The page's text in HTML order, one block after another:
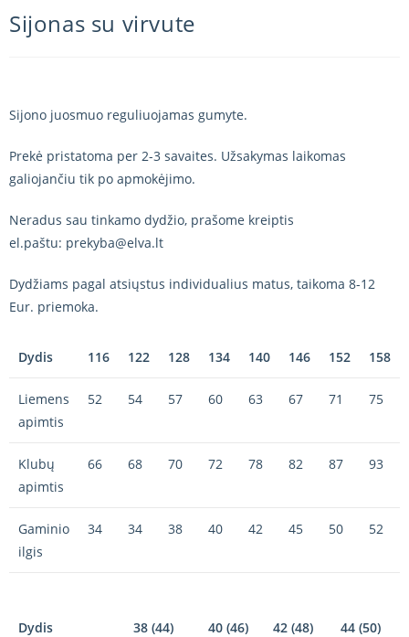
Sijonas su virvute
Sijono juosmuo reguliuojamas gumyte.
Prekė pristatoma per 2-3 savaites. Užsakymas laikomas
galiojančiu tik po apmokėjimo.
Neradus sau tinkamo dydžio, prašome kreiptis
el.paštu: prekyba@elva.lt
Dydžiams pagal atsiųstus individualius matus, taikoma 8-12
Eur. priemoka.
Dydis 116 122 128 134 140 146 152 158
Liemens
apimtis
52 54 57 60 63 67 71 75
Klubų
apimtis
66 68 70 72 78 82 87 93
Gaminio
ilgis
34 34 38 40 42 45 50 52
Dydis 38 (44) 40 (46) 42 (48) 44 (50)